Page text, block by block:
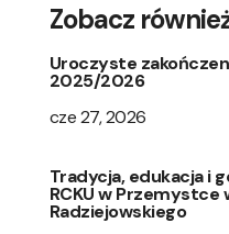
Zobacz
Uroczyste
2025/2026
cze 27, 2026
Tradycja, edukacja i
RCKU w
Radziejowskiego